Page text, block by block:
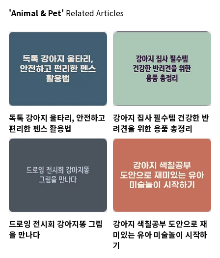
'Animal & Pet' Related Articles
독톡 강아지 울타리, 안전하고
편리한 펜스 활용법
강아지 집사 필수템 건강한 반
려견을 위한 용품 총정리
드로잉 전시회 강아지똥 그림
을 만나다
강아지 색칠공부 도안으로 재
미있는 유아 미술놀이 시작하
기